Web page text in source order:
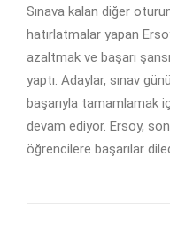
Sınava kalan diğer
hatırlatmalar yapan
azaltmak ve başarı
yaptı. Adaylar, sınav
başarıyla tamamlamak
devam ediyor. Ersoy,
öğrencilere başarılar